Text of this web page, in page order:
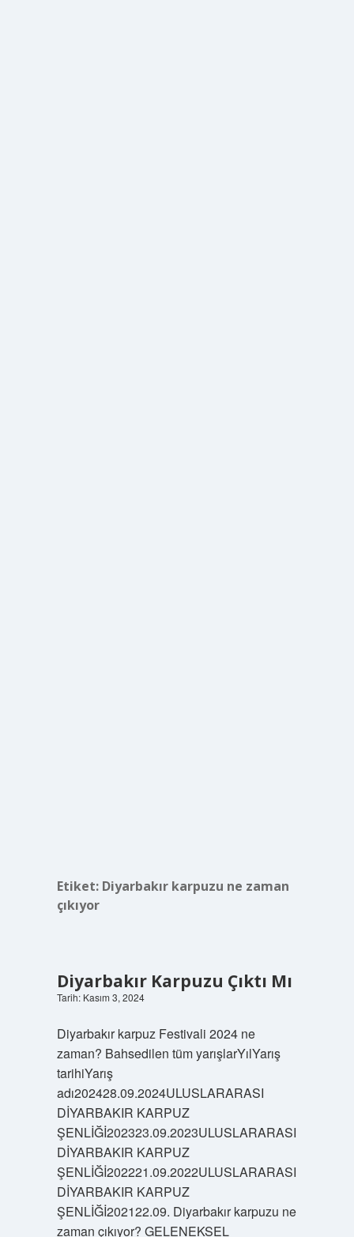
Etiket: Diyarbakır karpuzu ne zaman
çıkıyor
Diyarbakır Karpuzu Çıktı Mı
Tarih: Kasım 3, 2024
Diyarbakır karpuz Festivali 2024 ne
zaman? Bahsedilen tüm yarışlarYılYarış
tarihiYarış
adı202428.09.2024ULUSLARARASI
DİYARBAKIR KARPUZ
ŞENLİĞİ202323.09.2023ULUSLARARASI
DİYARBAKIR KARPUZ
ŞENLİĞİ202221.09.2022ULUSLARARASI
DİYARBAKIR KARPUZ
ŞENLİĞİ202122.09. Diyarbakır karpuzu ne
zaman çıkıyor? GELENEKSEL